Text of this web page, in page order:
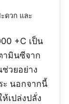
ดวก และ
+C เป็น
ามินซีจาก
วยอย่าง
ะ นอกจากนี้
เปล่งปลั่ง